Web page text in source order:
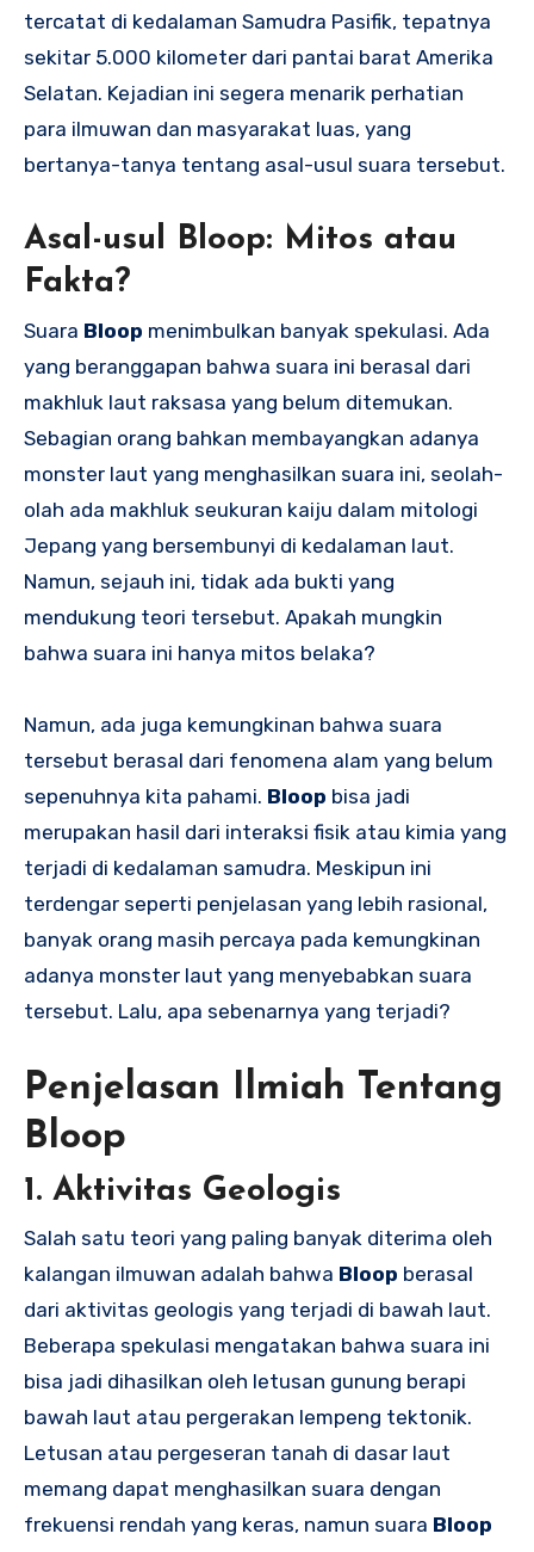
tercatat di kedalaman Samudra Pasifik, tepatnya
sekitar 5.000 kilometer dari pantai barat Amerika
Selatan. Kejadian ini segera menarik perhatian
para ilmuwan dan masyarakat luas, yang
bertanya-tanya tentang asal-usul suara tersebut.
Asal-usul Bloop: Mitos atau
Fakta?
Suara Bloop menimbulkan banyak spekulasi. Ada
yang beranggapan bahwa suara ini berasal dari
makhluk laut raksasa yang belum ditemukan.
Sebagian orang bahkan membayangkan adanya
monster laut yang menghasilkan suara ini, seolah-
olah ada makhluk seukuran kaiju dalam mitologi
Jepang yang bersembunyi di kedalaman laut.
Namun, sejauh ini, tidak ada bukti yang
mendukung teori tersebut. Apakah mungkin
bahwa suara ini hanya mitos belaka?
Namun, ada juga kemungkinan bahwa suara
tersebut berasal dari fenomena alam yang belum
sepenuhnya kita pahami. Bloop bisa jadi
merupakan hasil dari interaksi fisik atau kimia yang
terjadi di kedalaman samudra. Meskipun ini
terdengar seperti penjelasan yang lebih rasional,
banyak orang masih percaya pada kemungkinan
adanya monster laut yang menyebabkan suara
tersebut. Lalu, apa sebenarnya yang terjadi?
Penjelasan Ilmiah Tentang
Bloop
1. Aktivitas Geologis
Salah satu teori yang paling banyak diterima oleh
kalangan ilmuwan adalah bahwa Bloop berasal
dari aktivitas geologis yang terjadi di bawah laut.
Beberapa spekulasi mengatakan bahwa suara ini
bisa jadi dihasilkan oleh letusan gunung berapi
bawah laut atau pergerakan lempeng tektonik.
Letusan atau pergeseran tanah di dasar laut
memang dapat menghasilkan suara dengan
frekuensi rendah yang keras, namun suara Bloop